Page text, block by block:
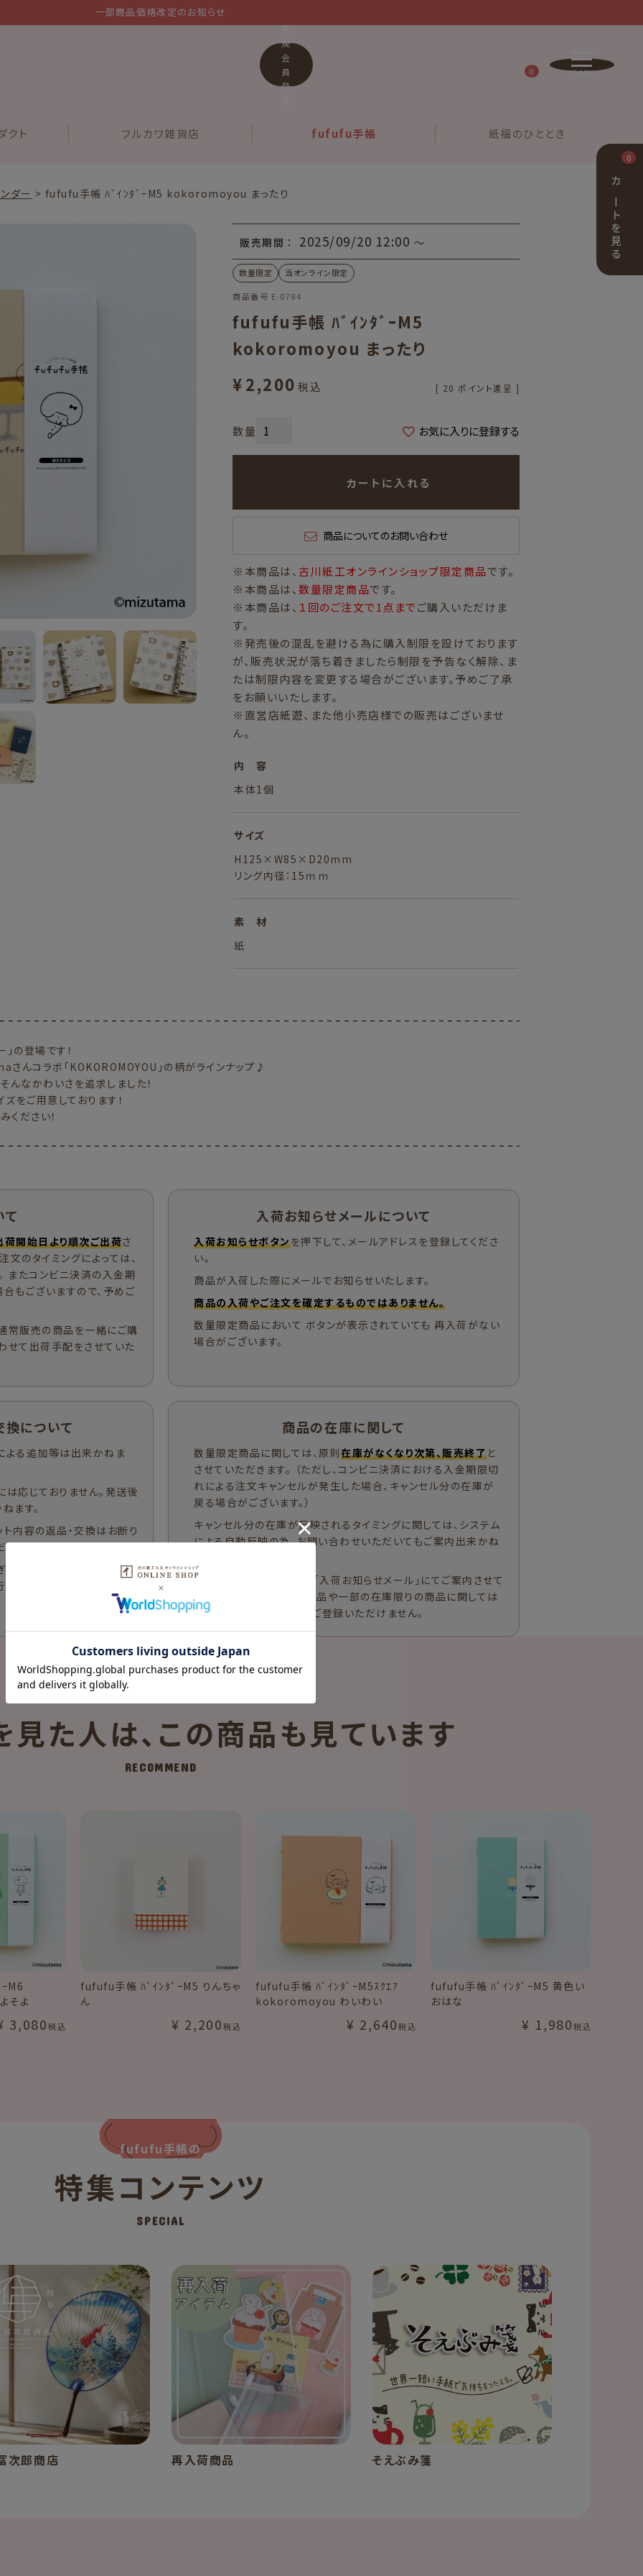
一部商品価格改定のお知らせ
クト フルカワ雑貨店 fufufu手帳 紙福のひととき
新
規
会
員
登
0
ダー fufufu手帳 ﾊﾞｲﾝﾀﾞｰM5 kokoromoyou まったり
販売期間 2025/09/20 12:00 〜
数量限定 当オンライン限定
商品番号 E-0784
fufufu手帳 ﾊﾞｲﾝﾀﾞｰM5
kokoromoyou まったり
¥2,200 税込 [ 20 ポイント進呈 ]
お気に入りに登録する
カートに入れる
商品についてのお問い合わせ
※本商品は、 古川紙工オンラインショップ限定商品です。
※本商品は、数量限定商品です。
※本商品は、 １回のご注文で1点までご購入いただけま
す。
※発売後の混乱を避ける為に購入制限を設けております
が、販売状況が落ち着きましたら制限を予告なく解除、ま
たは制限内容を変更する場合がございます。予めご了承
をお願いいたします。
※直営店紙遊、また他小売店様での販売はございませ
ん。
内 容
本体1個
サイズ
H125×W85×D20mm
リング内径：15ｍｍ
素 材
紙
0
カートを見る
の登場です！
んコラボ「KOKOROMOYOU」の柄がラインナップ♪
んなかわいさを追求しました！
をご用意しております！
ください！
荷開始日より順次ご出荷さ
文のタイミングによっては、
またコンビニ決済の入金期
もございますので、予めご
常販売の商品を一緒にご購
せて出荷手配をさせていた
入荷お知らせメールについて
入荷お知らせボタンを押下して、メールアドレスを登録してくださ
い。
商品が入荷した際にメールでお知らせいたします。
商品の入荷やご注文を確定するものではありません。
数量限定商品において ボタンが表示されていても 再入荷がない
場合がございます。
換について
よる追加等は出来かねま
応じておりません。発送後
ます。
内容の返品・交換はお断り
い。
とご注文がキャンセルと
ておりませんので、入金期
商品の在庫に関して
数量限定商品に関しては、原則在庫がなくなり次第、販売終了と
させていただきます。 （ただし、コンビニ決済における入金期限切
れによる注文キャンセルが発生した場合、キャンセル分の在庫が
戻る場合がございます。）
キャンセル分の在庫が反映されるタイミングに関しては、システム
による自動反映の為、お問い合わせいただいてもご案内出来かね
在庫が反映された際には「入荷お知らせメール」にてご案内させて
いただきます。数量限定商品や一部の在庫限りの商品に関しては
「入荷お知らせメール」はご登録いただけません。
た人は、 この商品も見ています
RECOMMEND
M6
そよ
3,080税込
fufufu手帳 ﾊﾞｲﾝﾀﾞｰM5 りんちゃ
ん
¥ 2,200税込
fufufu手帳 ﾊﾞｲﾝﾀﾞｰM5ｽｸｴｱ
kokoromoyou わいわい
¥ 2,640税込
fufufu手帳 ﾊﾞｲﾝﾀﾞｰM5 黄色い
おはな
¥ 1,980税込
fufufu手帳の
特集コンテンツ
SPECIAL
次郎商店 再入荷商品 そえぶみ箋